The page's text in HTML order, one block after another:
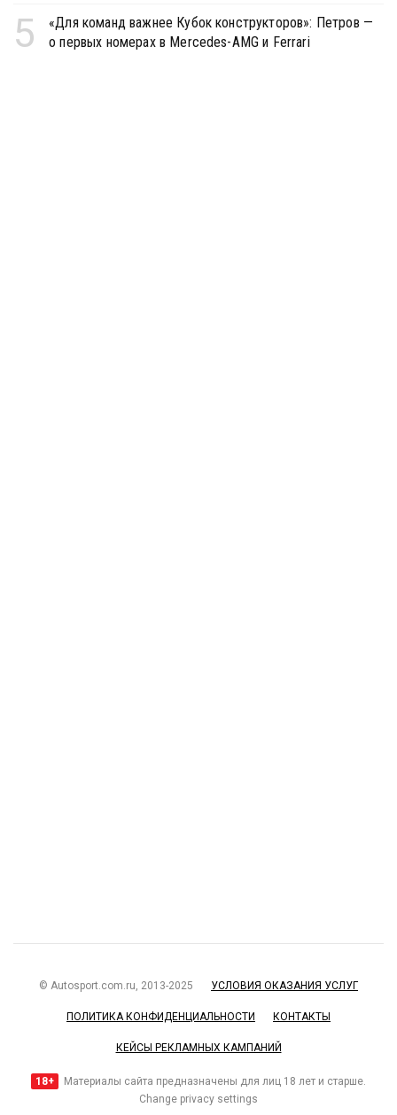
5
«Для команд важнее Кубок конструкторов»: Петров —
о первых номерах в Mercedes-AMG и Ferrari
© Autosport.com.ru, 2013-2025 УСЛОВИЯ ОКАЗАНИЯ УСЛУГ
ПОЛИТИКА КОНФИДЕНЦИАЛЬНОСТИ КОНТАКТЫ
КЕЙСЫ РЕКЛАМНЫХ КАМПАНИЙ
18+
Материалы сайта предназначены для лиц 18 лет и старше.
Change privacy settings